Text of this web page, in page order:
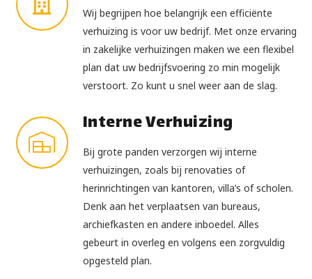
Wij begrijpen hoe belangrijk een efficiënte
verhuizing is voor uw bedrijf. Met onze ervaring
in zakelijke verhuizingen maken we een flexibel
plan dat uw bedrijfsvoering zo min mogelijk
verstoort. Zo kunt u snel weer aan de slag.
Interne Verhuizing
Bij grote panden verzorgen wij interne
verhuizingen, zoals bij renovaties of
herinrichtingen van kantoren, villa’s of scholen.
Denk aan het verplaatsen van bureaus,
archiefkasten en andere inboedel. Alles
gebeurt in overleg en volgens een zorgvuldig
opgesteld plan.